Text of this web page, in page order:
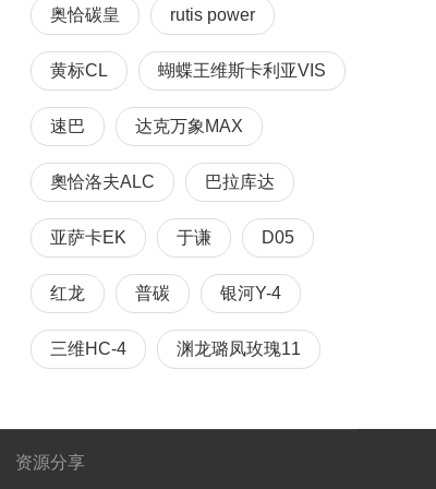
奥恰碳皇 rutis power
黄标CL 蝴蝶王维斯卡利亚VIS
速巴 达克万象MAX
奧恰洛夫ALC 巴拉库达
亚萨卡EK 于谦 D05
红龙 普碳 银河Y-4
三维HC-4 渊龙璐凤玫瑰11
资源分享